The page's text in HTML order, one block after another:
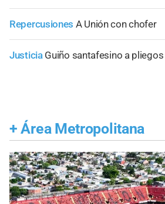
Repercusiones A Unión con chofer
Justicia Guiño santafesino a
+ Área Metropolitana